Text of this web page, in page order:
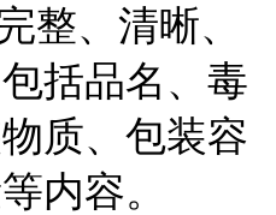
整、清晰、
括品名、毒
质、包装容
内容。